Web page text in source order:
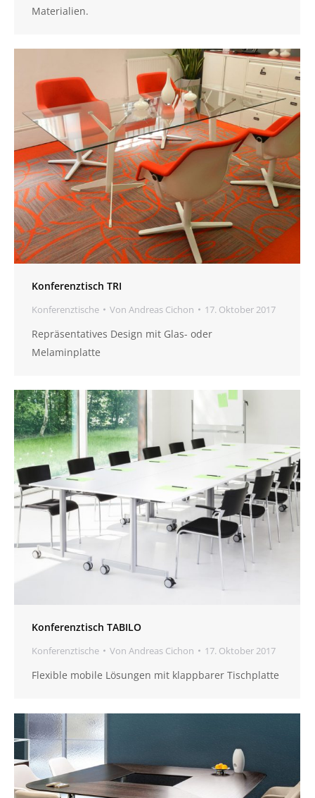
Materialien.
Konferenztisch TRI
Konferenztische Von Andreas Cichon 17. Oktober 2017
Repräsentatives Design mit Glas- oder
Melaminplatte
Konferenztisch TABILO
Konferenztische Von Andreas Cichon 17. Oktober 2017
Flexible mobile Lösungen mit klappbarer Tischplatte